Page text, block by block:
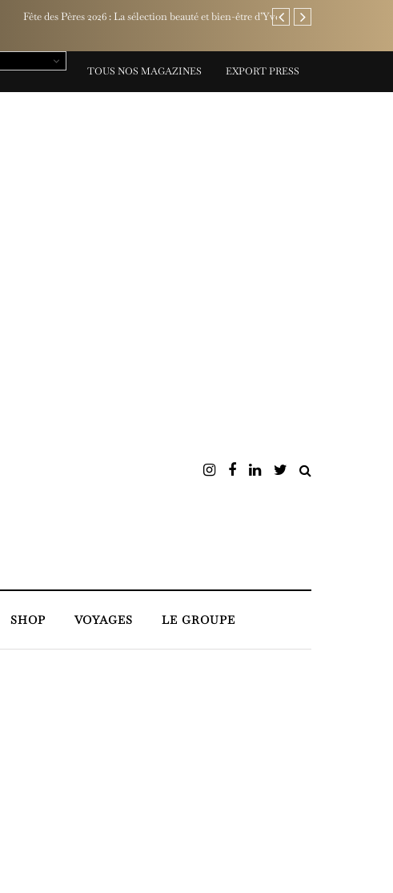
Jaeger-LeCoultre invite
EXPORT PRESS
TOUS NOS MAGAZINES
SHOP VOYAGES LE GROUPE